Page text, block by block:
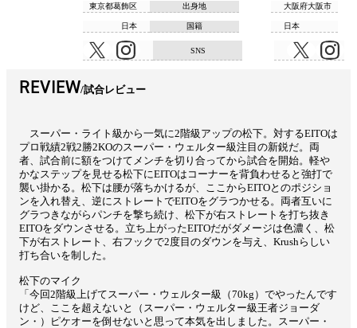
出身地
東京都葛飾区 大阪府大阪市
国籍
日本 日本
SNS
REVIEW 試合レビュー
スーパー・ライト級から一気に2階級アップの松下。対するEITOは
プロ戦績2戦2勝2KOのスーパー・ウェルター級注目の新鋭だ。両
者、試合前に額をつけてメンチを切り合ってから試合を開始。軽や
かなステップを見せる松下にEITOはコーナーを背負わせると強打で
襲い掛かる。松下は腰が落ちかけるが、ここからEITOとのポジショ
ンを入れ替え、逆にストレートでEITOをグラつかせる。両者互いに
グラつきながらパンチを撃ち続け、松下が右ストレートを打ち抜き
EITOをダウンさせる。立ち上がったEITOだがダメージは色濃く、松
下が右ストレート、右フックで2度目のダウンを与え、Krushらしい
打ち合いを制した。
松下のマイク
「今回2階級上げてスーパー・ウェルター級（70kg）でやったんです
けど、ここを超えないと（スーパー・ウェルター級王者ジョーダ
ン・）ピケオーを倒せないと思って本気を出しました。スーパー・